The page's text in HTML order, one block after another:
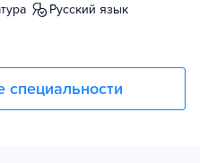
русский язык
специальности